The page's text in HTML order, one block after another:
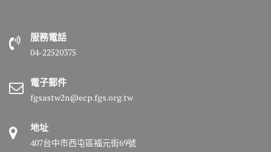
服務電話
04-22520375
電子郵件
fgsastw2n@ecp.fgs.org.tw
地址
407台中市西屯區福元街69號